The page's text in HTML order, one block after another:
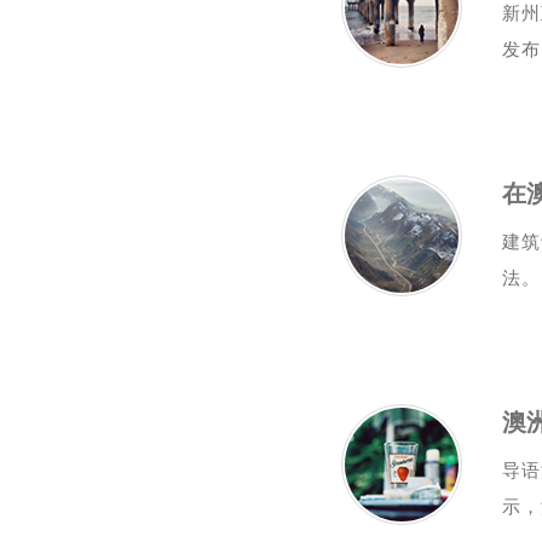
新
发
在
建
法
澳
导
示